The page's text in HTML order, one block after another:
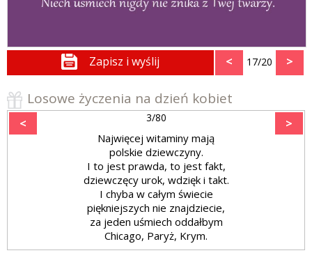
Zapisz i wyślij < 17/20 >
Losowe życzenia na dzień kobiet
< 3/80 >
Najwięcej witaminy mają
polskie dziewczyny.
I to jest prawda, to jest fakt,
dziewczęcy urok, wdzięk i takt.
I chyba w całym świecie
piękniejszych nie znajdziecie,
za jeden uśmiech oddałbym
Chicago, Paryż, Krym.